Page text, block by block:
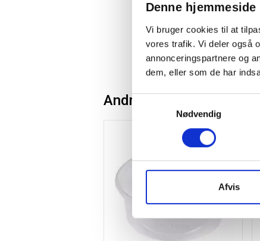
Denne
Vi bruger cookies til at
vores trafik. Vi deler også
annonceringspartnere og
dem, eller som de har
Samtykkevalg
Nødvendig
Afvis
Fra 1,04 / stk
stk Læg i kurv
Andre kunder købte også